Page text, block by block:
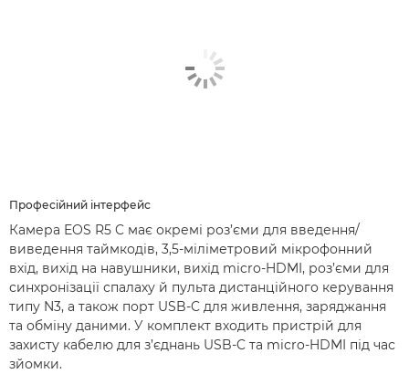
Професійний інтерфейс
Камера EOS R5 C має окремі роз’єми для введення/
виведення таймкодів, 3,5-міліметровий мікрофонний
вхід, вихід на навушники, вихід micro-HDMI, роз’єми для
синхронізації спалаху й пульта дистанційного керування
типу N3, а також порт USB-C для живлення, заряджання
та обміну даними. У комплект входить пристрій для
захисту кабелю для з’єднань USB-C та micro-HDMI під час
зйомки.